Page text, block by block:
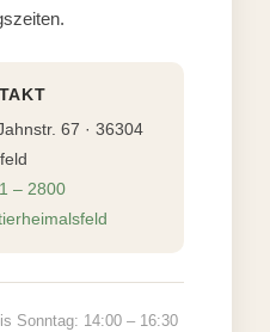
67 · 36304
– 2800
Sonntag: 14:00 – 16:30